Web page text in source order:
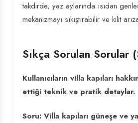
takdirde, yaz aylarında ısıdan
mekanizmayı sıkıştırabilir ve kilit
Sıkça Sorulan Sorular
Kullanıcıların villa kapıları
ettiği teknik ve pratik detaylar.
Soru: Villa kapıları güneşe ve